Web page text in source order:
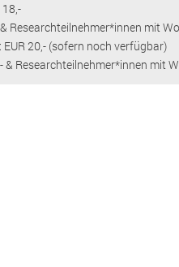
Researchteilnehmer*innen mit
20,- (sofern noch verfügbar)
Researchteilnehmer*innen mit